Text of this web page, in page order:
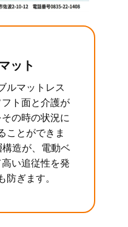
ット
ルマットレス
ト面と介護が
の時の状況に
ことができま
造が、電動ベ
い追従性を発
ぎます。